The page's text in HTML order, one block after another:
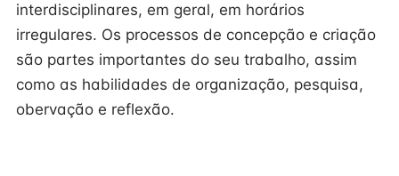
interdisciplinares, em geral, em horários
irregulares. Os processos de concepção e criação
são partes importantes do seu trabalho, assim
como as habilidades de organização, pesquisa,
obervação e reflexão.